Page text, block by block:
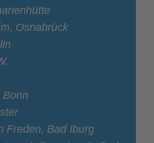
Osnabrück
Bonn
Freden, Bad Iburg